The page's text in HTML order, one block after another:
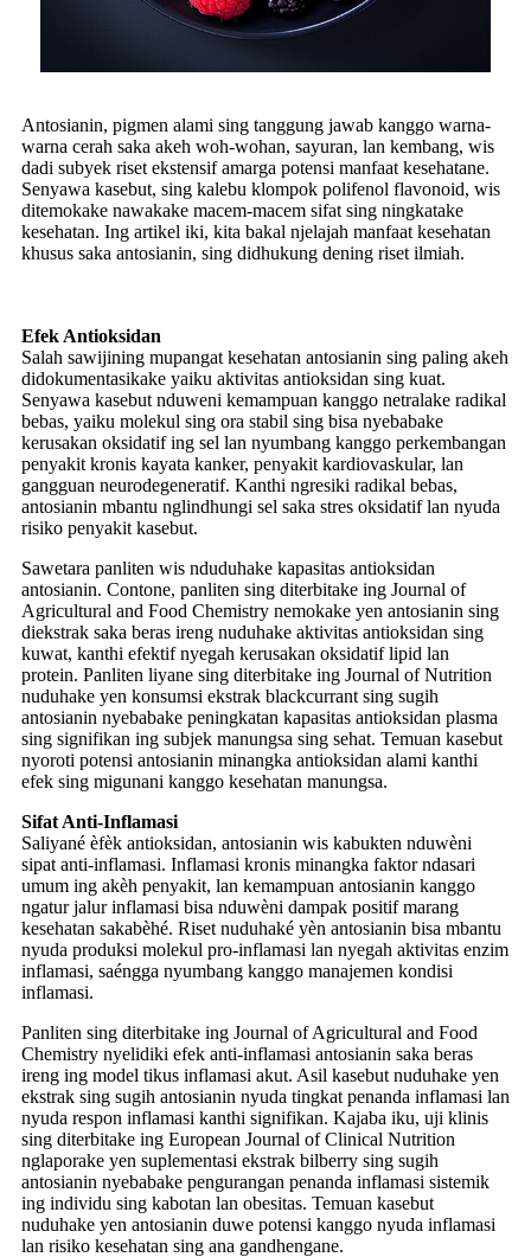
Antosianin, pigmen alami sing tanggung jawab kanggo warna-
warna cerah saka akeh woh-wohan, sayuran, lan kembang, wis
dadi subyek riset ekstensif amarga potensi manfaat kesehatane.
Senyawa kasebut, sing kalebu klompok polifenol flavonoid, wis
ditemokake nawakake macem-macem sifat sing ningkatake
kesehatan. Ing artikel iki, kita bakal njelajah manfaat kesehatan
khusus saka antosianin, sing didhukung dening riset ilmiah.
Efek Antioksidan
Salah sawijining mupangat kesehatan antosianin sing paling akeh
didokumentasikake yaiku aktivitas antioksidan sing kuat.
Senyawa kasebut nduweni kemampuan kanggo netralake radikal
bebas, yaiku molekul sing ora stabil sing bisa nyebabake
kerusakan oksidatif ing sel lan nyumbang kanggo perkembangan
penyakit kronis kayata kanker, penyakit kardiovaskular, lan
gangguan neurodegeneratif. Kanthi ngresiki radikal bebas,
antosianin mbantu nglindhungi sel saka stres oksidatif lan nyuda
risiko penyakit kasebut.
Sawetara panliten wis nduduhake kapasitas antioksidan
antosianin. Contone, panliten sing diterbitake ing Journal of
Agricultural and Food Chemistry nemokake yen antosianin sing
diekstrak saka beras ireng nuduhake aktivitas antioksidan sing
kuwat, kanthi efektif nyegah kerusakan oksidatif lipid lan
protein. Panliten liyane sing diterbitake ing Journal of Nutrition
nuduhake yen konsumsi ekstrak blackcurrant sing sugih
antosianin nyebabake peningkatan kapasitas antioksidan plasma
sing signifikan ing subjek manungsa sing sehat. Temuan kasebut
nyoroti potensi antosianin minangka antioksidan alami kanthi
efek sing migunani kanggo kesehatan manungsa.
Sifat Anti-Inflamasi
Saliyané èfèk antioksidan, antosianin wis kabukten nduwèni
sipat anti-inflamasi. Inflamasi kronis minangka faktor ndasari
umum ing akèh penyakit, lan kemampuan antosianin kanggo
ngatur jalur inflamasi bisa nduwèni dampak positif marang
kesehatan sakabèhé. Riset nuduhaké yèn antosianin bisa mbantu
nyuda produksi molekul pro-inflamasi lan nyegah aktivitas enzim
inflamasi, saéngga nyumbang kanggo manajemen kondisi
inflamasi.
Panliten sing diterbitake ing Journal of Agricultural and Food
Chemistry nyelidiki efek anti-inflamasi antosianin saka beras
ireng ing model tikus inflamasi akut. Asil kasebut nuduhake yen
ekstrak sing sugih antosianin nyuda tingkat penanda inflamasi lan
nyuda respon inflamasi kanthi signifikan. Kajaba iku, uji klinis
sing diterbitake ing European Journal of Clinical Nutrition
nglaporake yen suplementasi ekstrak bilberry sing sugih
antosianin nyebabake pengurangan penanda inflamasi sistemik
ing individu sing kabotan lan obesitas. Temuan kasebut
nuduhake yen antosianin duwe potensi kanggo nyuda inflamasi
lan risiko kesehatan sing ana gandhengane.